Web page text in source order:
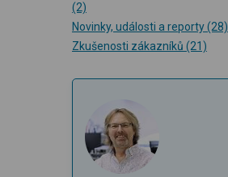
(2)
Novinky, události a reporty(28)
Zkušenosti zákazníků (21)